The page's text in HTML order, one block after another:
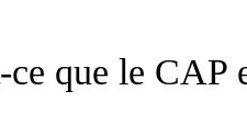
ce que le